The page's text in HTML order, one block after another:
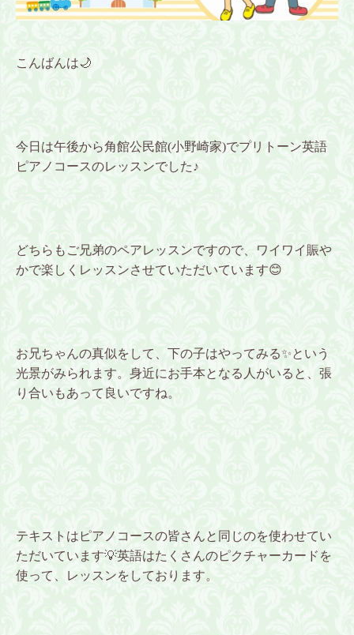
こんばんは🌙
今日は午後から角館公民館(小野崎家)でプリトーン英語
ピアノコースのレッスンでした♪
どちらもご兄弟のペアレッスンですので、ワイワイ賑や
かで楽しくレッスンさせていただいています😊
お兄ちゃんの真似をして、下の子はやってみる✨という
光景がみられます。身近にお手本となる人がいると、張
り合いもあって良いですね。
テキストはピアノコースの皆さんと同じのを使わせてい
ただいています💡英語はたくさんのピクチャーカードを
使って、レッスンをしております。